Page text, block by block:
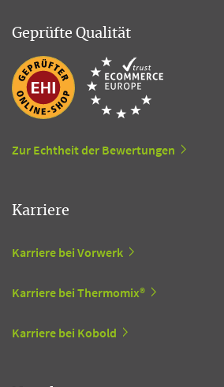
Geprüfte Qualität
Zur Echtheit der Bewertungen
Karriere
Karriere bei Vorwerk
Karriere bei Thermomix®
Karriere bei Kobold